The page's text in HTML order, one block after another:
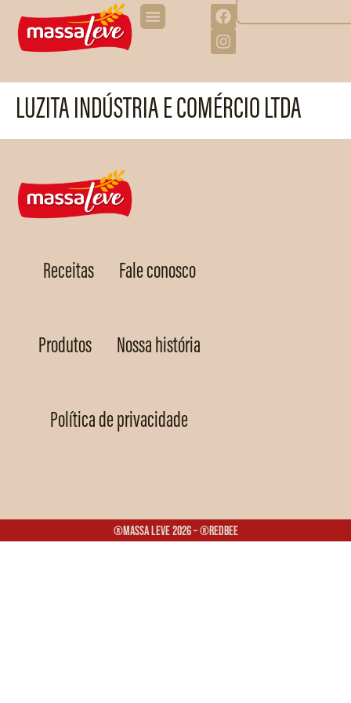
LUZITA INDÚSTRIA E COMÉRCIO LTDA
Receitas Fale conosco
Produtos Nossa história
Política de privacidade
®Massa Leve 2026 – ®Redbee